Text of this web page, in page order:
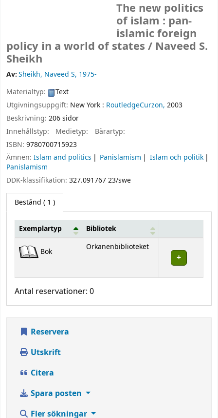
The new politics
of islam : pan-
islamic foreign
policy in a world of states / Naveed S.
Sheikh
Av:Sheikh, Naveed S, 1975-
Materialtyp:
Text
Utgivningsuppgift: New York : RoutledgeCurzon, 2003
Beskrivning: 206 sidor
Innehållstyp:
Medietyp:
Bärartyp:
ISBN: 9780700715923
Ämnen: Islam and politics Panislamism
Islam och politik
Panislamism
DDK-klassifikation: 327.091767 23/swe
Bestånd ( 1 )
Bestånd
Exemplartyp Bibliotek
Bok Orkanenbiblioteket
Antal reservationer: 0
Reservera
Utskrift
Citera
Spara posten
Fler sökningar